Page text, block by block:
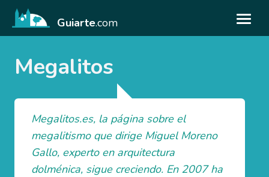
Guiarte.com
Megalitos
Megalitos.es, la página sobre el
megalitismo que dirige Miguel Moreno
Gallo, experto en arquitectura
dolménica, sigue creciendo. En 2007 ha